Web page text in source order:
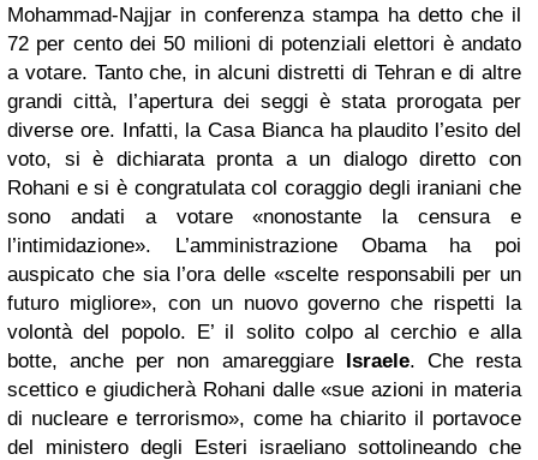
Mohammad-Najjar in conferenza stampa ha detto che il
72 per cento dei 50 milioni di potenziali elettori è andato
a votare. Tanto che, in alcuni distretti di Tehran e di altre
grandi città, l’apertura dei seggi è stata prorogata per
diverse ore. Infatti, la Casa Bianca ha plaudito l’esito del
voto, si è dichiarata pronta a un dialogo diretto con
Rohani e si è congratulata col coraggio degli iraniani che
sono andati a votare «nonostante la censura e
l’intimidazione». L’amministrazione Obama ha poi
auspicato che sia l’ora delle «scelte responsabili per un
futuro migliore», con un nuovo governo che rispetti la
volontà del popolo. E’ il solito colpo al cerchio e alla
botte, anche per non amareggiare Israele. Che resta
scettico e giudicherà Rohani dalle «sue azioni in materia
di nucleare e terrorismo», come ha chiarito il portavoce
del ministero degli Esteri israeliano sottolineando che